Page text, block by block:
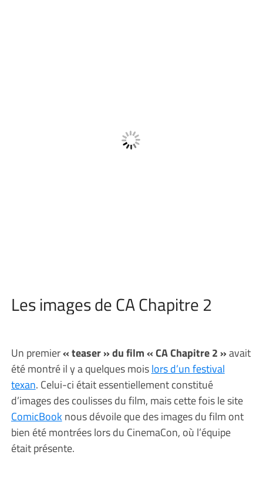
Les images de CA Chapitre 2
Un premier« teaser » du film « CA Chapitre 2 »avait
été montré il y a quelques moislors d’un festival
texan. Celui-ci était essentiellement constitué
d’images des coulisses du film, mais cette fois le site
ComicBook nous dévoile que des images du film ont
bien été montrées lors du CinemaCon, où l’équipe
était présente.